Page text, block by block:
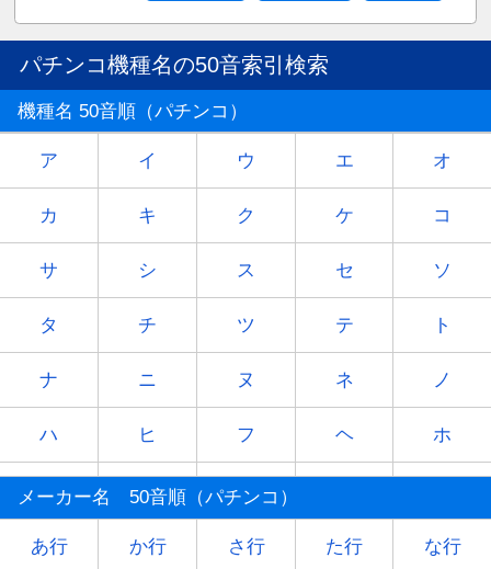
パチンコ機種名の50音索引検索
機種名 50音順（パチンコ）
ア イ ウ エ オ
カ キ ク ケ コ
サ シ ス セ ソ
タ チ ツ テ ト
ナ ニ ヌ ネ ノ
ハ ヒ フ ヘ ホ
マ ミ ム
ヤ - ユ - ヨ
メーカー名 50音順（パチンコ）
あ行 か行 さ行 た行 な行